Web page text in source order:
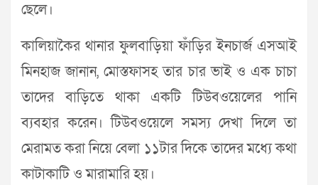
ছেলে।
কালিয়াকৈর থানার ফুলবাড়িয়া ফাঁড়ির ইনচার্জ এসআই
মিনহাজ জানান, মোস্তফাসহ তার চার ভাই ও এক চাচা
তাদের বাড়িতে থাকা একটি টিউবওয়েলের পানি
ব্যবহার করেন। টিউবওয়েলে সমস্য দেখা দিলে তা
মেরামত করা নিয়ে বেলা ১১টার দিকে তাদের মধ্যে কথা
কাটাকাটি ও মারামারি হয়।